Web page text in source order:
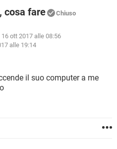
WHATSAPP
WHATSAPP
GAMING
WINDOWS 10
FACEBOOK
GAMING
ANDROID
cosa fare Chiuso
ott 2017 alle 08:56
alle 19:14
il suo computer a me